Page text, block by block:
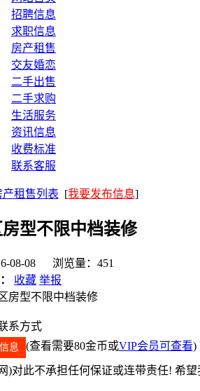
招聘信息
求职信息
房产租售
交友婚恋
二手出售
二手求购
生活服务
资讯信息
收费标准
联系客服
产租售列表 [我要发布信息]
型不限中档装修
08-08 浏览量：451
收藏 举报
房型不限中档装修
系方式
息 (查看需要80金币或VIP会员可查看)
对此不承担任何保证或连带责任! 希望